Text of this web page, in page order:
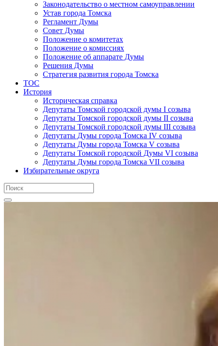
Законодательство о местном самоуправлении
Устав города Томска
Регламент Думы
Совет Думы
Положение о комитетах
Положение о комиссиях
Положение об аппарате Думы
Решения Думы
Стратегия развития города Томска
ТОС
История
Историческая справка
Депутаты Томской городской думы I созыва
Депутаты Томской городской думы II созыва
Депутаты Томской городской думы III созыва
Депутаты Думы города Томска IV созыва
Депутаты Думы города Томска V созыва
Депутаты Томской городской Думы VI созыва
Депутаты Думы города Томска VII созыва
Избирательные округа